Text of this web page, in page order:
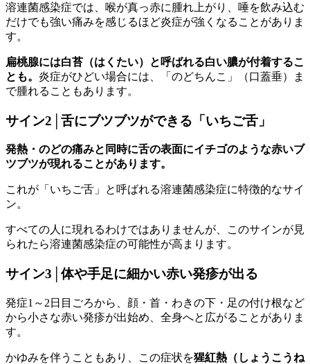
溶連菌感染症では、喉が真っ赤に腫れ上がり、唾を飲み込む
だけでも強い痛みを感じるほど炎症が強くなることがありま
す。
扁桃腺には白苔（はくたい）と呼ばれる白い膿が付着するこ
とも。 炎症がひどい場合には、「のどちんこ」（口蓋垂）ま
で腫れることもあります。
サイン2│舌にブツブツができる「いちご舌」
発熱・のどの痛みと同時に舌の表面にイチゴのような赤いブ
ツブツが現れることがあります。
これが「いちご舌」と呼ばれる溶連菌感染症に特徴的なサイ
ン。
すべての人に現れるわけではありませんが、このサインが見
られたら溶連菌感染症の可能性が高まります。
サイン3│体や手足に細かい赤い発疹が出る
発症1～2日目ごろから、顔・首・わきの下・足の付け根など
から小さな赤い発疹が出始め、全身へと広がることがありま
す。
かゆみを伴うこともあり、この症状を猩紅熱（しょうこうね